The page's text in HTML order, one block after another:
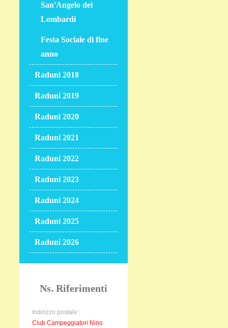
San'Angelo dei
Lombardi
Festa Sociale di fine
anno
Raduni 2018
Raduni 2019
Raduni 2020
Raduni 2021
Raduni 2022
Raduni 2023
Raduni 2024
Raduni 2025
Raduni 2026
Ns. Riferimenti
Indirizzo postale :
Club Campeggiatori Nino